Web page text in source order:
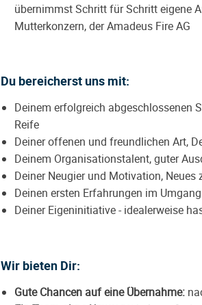
übernimmst Schritt für Schritt eigene
Mutterkonzern, der Amadeus Fire AG
Du bereicherst uns mit:
Deinem erfolgreich abgeschlossenen
Reife
Deiner offenen und freundlichen Art,
Deinem Organisationstalent, guter
Deiner Neugier und Motivation, Neues
Deinen ersten Erfahrungen im
Deiner Eigeninitiative - idealerweise
Wir bieten Dir:
Gute Chancen auf eine Übernahme: